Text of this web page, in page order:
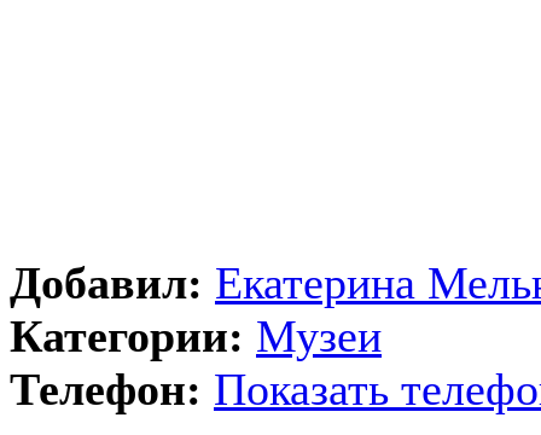
Добавил: Екатерина
Категории: Музеи
Телефон: Показать